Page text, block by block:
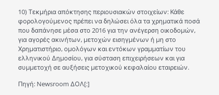
10) Τεκμήρια απόκτησης περιουσιακών στοιχείων: Κάθε
φορολογούμενος πρέπει να δηλώσει όλα τα χρηματικά ποσά
που δαπάνησε μέσα στο 2016 για την ανέγερση οικοδομών,
για αγορές ακινήτων, μετοχών εισηγμένων ή μη στο
Χρηματιστήριο, ομολόγων και εντόκων γραμματίων του
ελληνικού Δημοσίου, για σύσταση επιχειρήσεων και για
συμμετοχή σε αυξήσεις μετοχικού κεφαλαίου εταιρειών.
Πηγή: Newsroom ΔΟΛ[:]